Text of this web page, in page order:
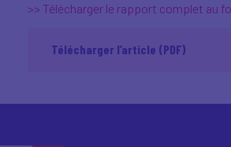
>> Télécharger le rapport complet au
Télécharger l’article (PDF)